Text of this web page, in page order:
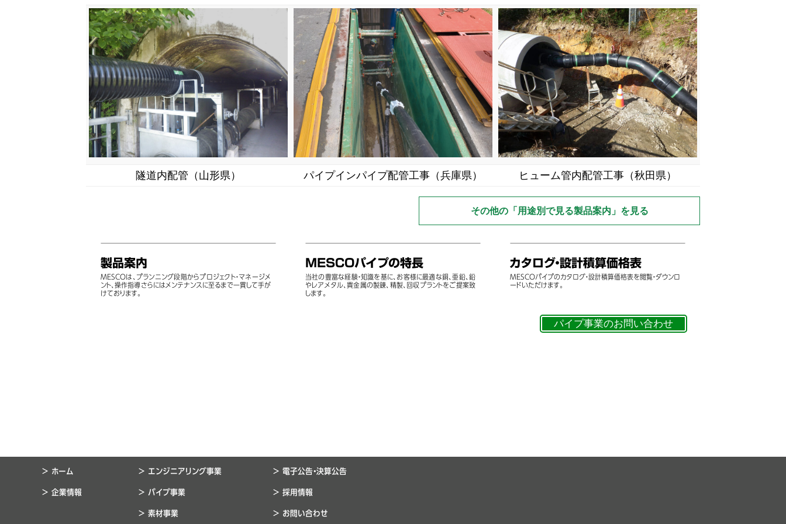
隧道内配管（山形県） パイプインパイプ配管工事（兵庫県） ヒューム管内配管工事（秋田県）
その他の「用途別で見る製品案内」を見る
製品案内
MESCOは、プランニング段階からプロジェクト・マネージメ
ント、操作指導さらにはメンテナンスに至るまで一貫して手が
けております。
MESCOパイプの特長
当社の豊富な経験・知識を基に、お客様に最適な銅、亜鉛、鉛
やレアメタル、貴金属の製錬、精製、回収プラントをご提案致
します。
カタログ・設計積算価格表
MESCOパイプのカタログ・設計積算価格表を閲覧・ダウンロ
ードいただけます。
パイプ事業のお問い合わせ
> ホーム
> 企業情報
> エンジニアリング事業
> パイプ事業
> 素材事業
> 電子公告・決算公告
> 採用情報
> お問い合わせ